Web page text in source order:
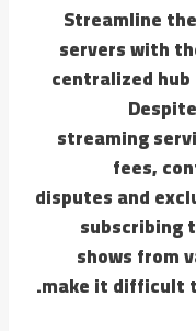
Streamline
servers with
centralized
streaming
fees,
disputes and
subscribing
shows from
make it difficult